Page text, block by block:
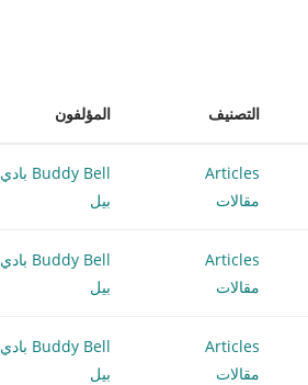
التصنيف المؤلفون
Articles
مقالات
Buddy Bell بادي
بيل
Articles
مقالات
Buddy Bell بادي
بيل
Articles
مقالات
Buddy Bell بادي
بيل